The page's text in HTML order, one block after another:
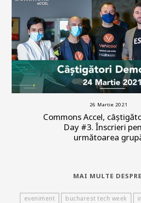
26 Martie 2021
Commons Accel,
Day #3. Înscrieri
următoarea
MAI MULTE
eveniment bucharest tech week